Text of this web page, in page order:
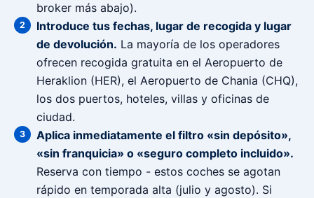
broker más abajo).
Introduce tus fechas, lugar de recogida y lugar
de devolución. La mayoría de los operadores
ofrecen recogida gratuita en el Aeropuerto de
Heraklion (HER), el Aeropuerto de Chania (CHQ),
los dos puertos, hoteles, villas y oficinas de
ciudad.
Aplica inmediatamente el filtro «sin depósito»,
«sin franquicia» o «seguro completo incluido».
Reserva con tiempo - estos coches se agotan
rápido en temporada alta (julio y agosto). Si